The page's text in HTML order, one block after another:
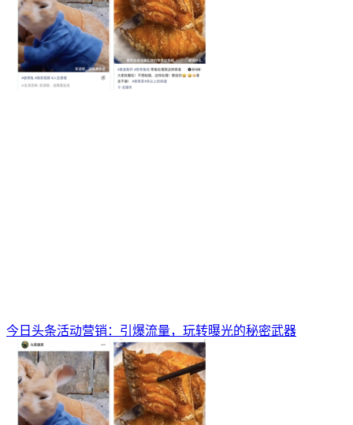
今日头条活动营销：引爆流量，玩转曝光的秘密武器